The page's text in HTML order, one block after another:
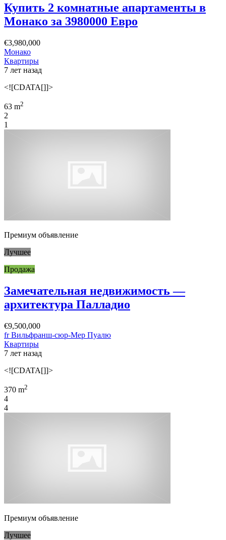
Купить 2 комнатные апартаменты в
Монако за 3980000 Евро
€3,980,000
Монако
Квартиры
7 лет назад
<![CDATA[]]>
63 m2
2
1
Премиум объявление
Лучшее
Продажа
Замечательная недвижимость —
архитектура Палладио
€9,500,000
fr Вильфранш-сюр-Мер Пуалю
Квартиры
7 лет назад
<![CDATA[]]>
370 m2
4
4
Премиум объявление
Лучшее